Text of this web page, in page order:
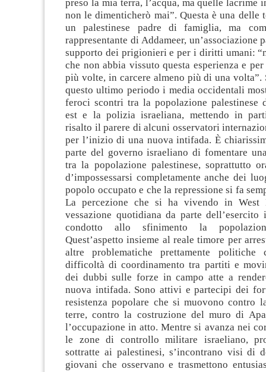
preso la mia terra, l’acqua, ma quelle lacrime
non le dimenticherò mai”. Questa è una delle
un palestinese padre di famiglia, ma
rappresentante di Addameer, un’associazione
supporto dei prigionieri e per i diritti umani:
che non abbia vissuto questa esperienza e
più volte, in carcere almeno più di una volta”.
questo ultimo periodo i media occidentali
feroci scontri tra la popolazione palestinese
est e la polizia israeliana, mettendo in
risalto il parere di alcuni osservatori
per l’inizio di una nuova intifada. È
parte del governo israeliano di fomentare
tra la popolazione palestinese, soprattutto
d’impossessarsi completamente anche dei
popolo occupato e che la repressione si fa
La percezione che si ha vivendo in
vessazione quotidiana da parte dell’esercito
condotto allo sfinimento la
Quest’aspetto insieme al reale timore per
altre problematiche prettamente politiche
difficoltà di coordinamento tra partiti e
dei dubbi sulle forze in campo atte a
nuova intifada. Sono attivi e partecipi dei
resistenza popolare che si muovono contro
terre, contro la costruzione del muro di
l’occupazione in atto. Mentre si avanza nei
le zone di controllo militare israeliano,
sottratte ai palestinesi, s’incontrano visi di
giovani che osservano e trasmettono